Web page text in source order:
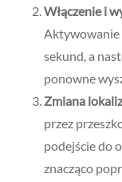
Włączenie i
Aktywowanie
sekund, a
ponowne
Zmiana
przez
podejście do
znacząco